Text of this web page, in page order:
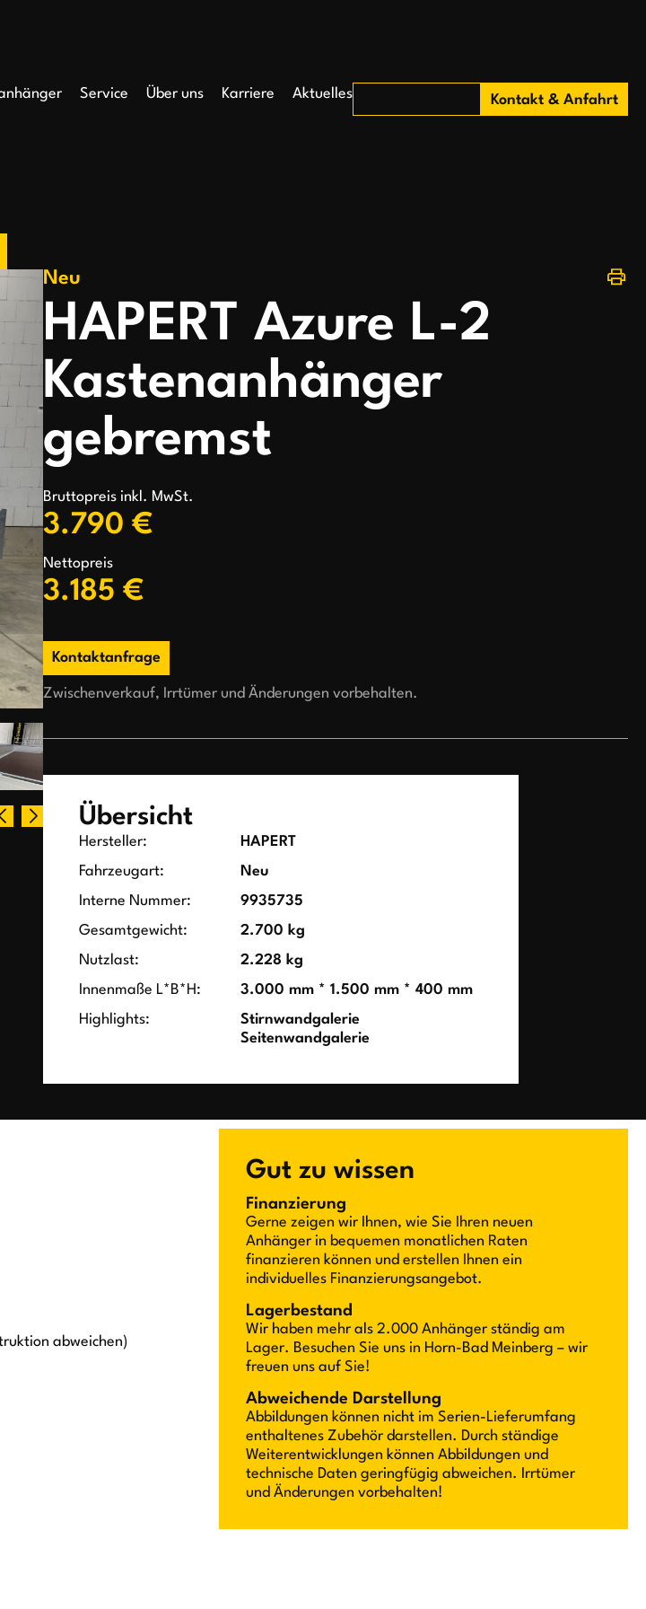
Service Über uns Karriere Aktuelles Kontakt & Anfahrt
Neu
HAPERT Azure L-2
Kastenanhänger
gebremst
Bruttopreis inkl. MwSt.
3.790 €
Nettopreis
3.185 €
Kontaktanfrage
Zwischenverkauf, Irrtümer und Änderungen vorbehalten.
Übersicht
Hersteller:
HAPERT
Fahrzeugart:
Neu
Interne Nummer:
9935735
Gesamtgewicht:
2.700 kg
Nutzlast:
2.228 kg
Innenmaße L*B*H:
3.000 mm * 1.500 mm * 400 mm
Highlights:
Stirnwandgalerie
Seitenwandgalerie
abweichen)
Gut zu wissen
Finanzierung
Gerne zeigen wir Ihnen, wie Sie Ihren neuen
Anhänger in bequemen monatlichen Raten
finanzieren können und erstellen Ihnen ein
individuelles Finanzierungsangebot.
Lagerbestand
Wir haben mehr als 2.000 Anhänger ständig am
Lager. Besuchen Sie uns in Horn-Bad Meinberg – wir
freuen uns auf Sie!
Abweichende Darstellung
Abbildungen können nicht im Serien-Lieferumfang
enthaltenes Zubehör darstellen. Durch ständige
Weiterentwicklungen können Abbildungen und
technische Daten geringfügig abweichen. Irrtümer
und Änderungen vorbehalten!